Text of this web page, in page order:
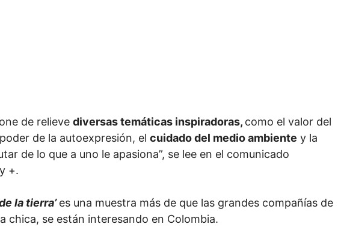
de relieve diversas temáticas inspiradoras, como el valor del
de la autoexpresión, el cuidado del medio ambiente y la
de lo que a uno le apasiona”, se lee en el comunicado
+.
la tierra’es una muestra más de que las grandes compañías de
chica, se están interesando en Colombia.